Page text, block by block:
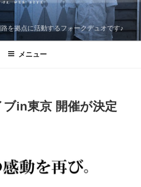
を拠点に活動するフォークデュオです♪
メニュー
in東京 開催が決定